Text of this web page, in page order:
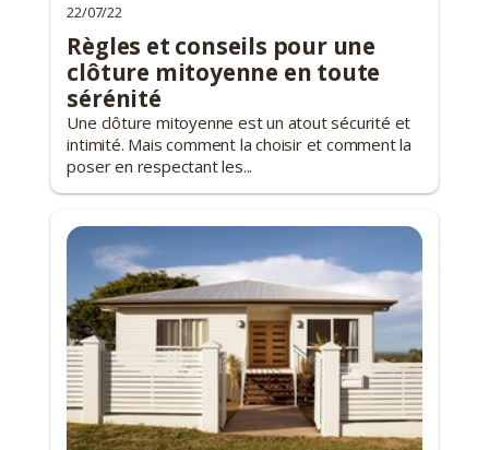
22/07/22
Règles et conseils pour une
clôture mitoyenne en toute
sérénité
Une clôture mitoyenne est un atout sécurité et
intimité. Mais comment la choisir et comment la
poser en respectant les...